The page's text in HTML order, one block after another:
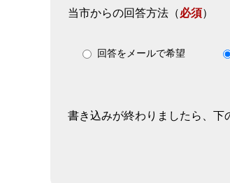
当市からの回答方法 （必須）
回答をメールで希望
書き込みが終わりましたら、下